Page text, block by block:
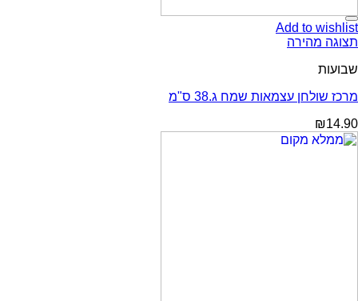
Add to wishlist
תצוגה מהירה
שבועות
מרכז שולחן עצמאות שמח ג.38 ס"מ
₪14.90